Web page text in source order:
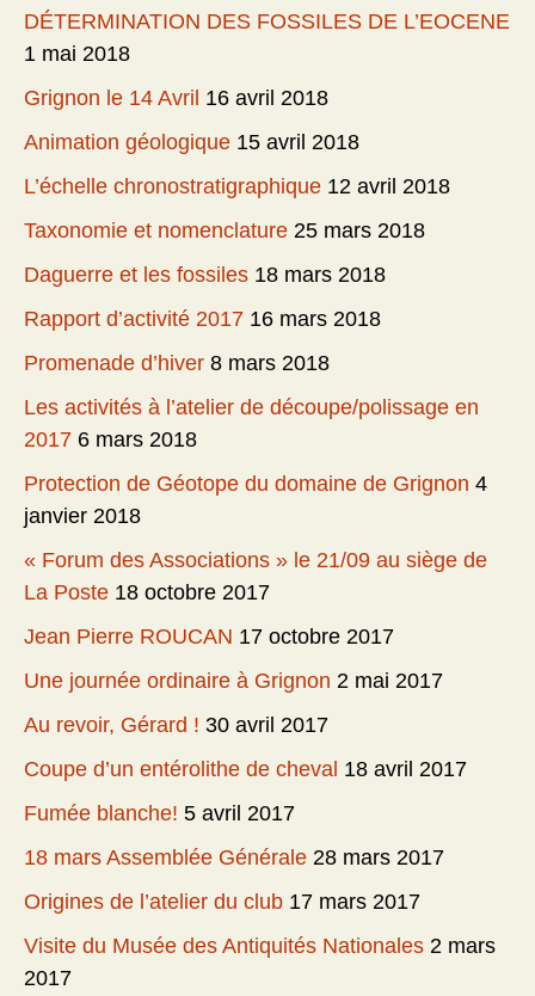
DÉTERMINATION DES FOSSILES DE L’EOCENE
1 mai 2018
Grignon le 14 Avril 16 avril 2018
Animation géologique 15 avril 2018
L’échelle chronostratigraphique 12 avril 2018
Taxonomie et nomenclature 25 mars 2018
Daguerre et les fossiles 18 mars 2018
Rapport d’activité 2017 16 mars 2018
Promenade d’hiver 8 mars 2018
Les activités à l’atelier de découpe/polissage en
2017 6 mars 2018
Protection de Géotope du domaine de Grignon 4
janvier 2018
« Forum des Associations » le 21/09 au siège de
La Poste 18 octobre 2017
Jean Pierre ROUCAN 17 octobre 2017
Une journée ordinaire à Grignon 2 mai 2017
Au revoir, Gérard ! 30 avril 2017
Coupe d’un entérolithe de cheval 18 avril 2017
Fumée blanche! 5 avril 2017
18 mars Assemblée Générale 28 mars 2017
Origines de l’atelier du club 17 mars 2017
Visite du Musée des Antiquités Nationales 2 mars
2017